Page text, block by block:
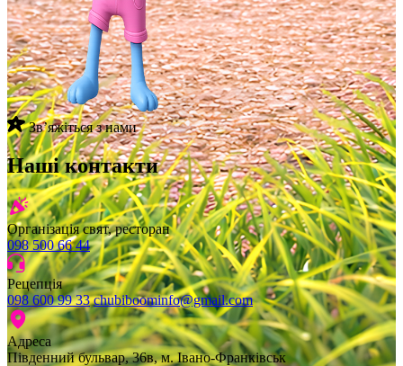
Звʼяжіться з нами
Наші контакти
Організація свят, ресторан
098 500 66 44
Рецепція
098 600 99 33 chubiboominfo@gmail.com
Адреса
Південний бульвар, 36в, м. Івано-Франківськ